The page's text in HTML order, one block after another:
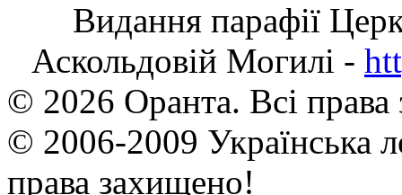
Видання парафії
Аскольдовій Могилі -
© 2026 Оранта. Всі
© 2006-2009 Українська
права захищено!